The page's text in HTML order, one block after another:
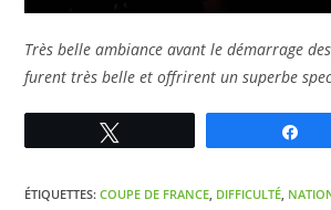
Très belle ambiance avant le démarrage
furent très belle et offrirent un superbe
ÉTIQUETTES:COUPE DE FRANCE DIFFICULTÉ